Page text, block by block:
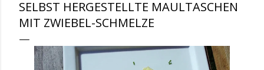
SELBST HERGESTELLTE MAULTASCHEN
MIT ZWIEBEL-SCHMELZE